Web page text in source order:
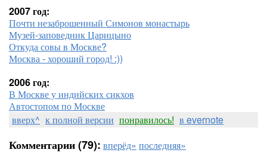
2007 год:
Почти незаброшенный Симонов монастырь
Музей-заповедник Царицыно
Откуда совы в Москве?
Москва - хороший город! :))
2006 год:
В Москве у индийских сикхов
Автостопом по Москве
вверх^ к полной версии понравилось! в evernote
Комментарии (79): вперёд» последняя»